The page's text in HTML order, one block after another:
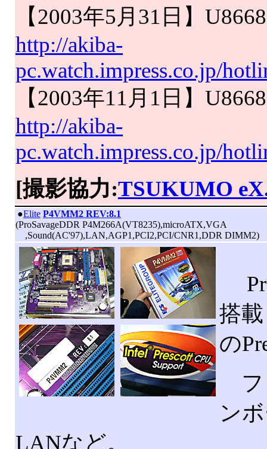
【2003年5月31日】
http://akiba-
pc.watch.impress.co.jp/
【2003年11月1日】
http://akiba-
pc.watch.impress.co.jp/
[撮影協力:TSUKUMO
●Elite P4VMM2 REV:8.1
(ProSavageDDR P4M266A(VT8235),microATX,VGA
,Sound(AC'97),LAN,AGP1,PCI2,PCI/CNR1,DDR DIMM2)
搭
の
フ
ン
LANなど。